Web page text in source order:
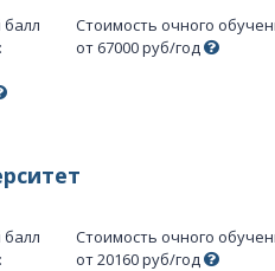
Стоимость очного
от 67000 руб/год
Стоимость очного
от 20160 руб/год